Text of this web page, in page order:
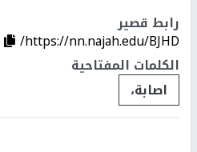
رابط قصير
https://nn.najah.edu/BJHD/
الكلمات المفتاحية
اصابة،